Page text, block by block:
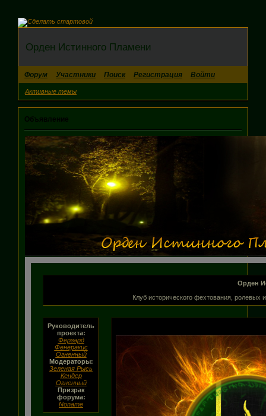
Орден Истинного Пламени
Форум Участники Поиск Регистрация Войти
Активные темы
Объявление
Орден
Клуб исторического фехтования, ролевых
Руководитель
проекта:
Фергард
Фенеракис
Огненный
Модераторы:
Зеленая Рысь
Кендер
Огненный
Призрак
форума:
Noname